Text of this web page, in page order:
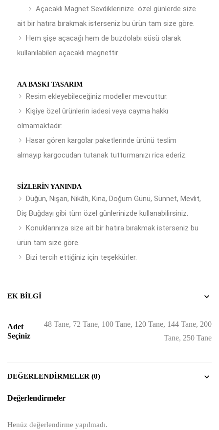
Açacaklı Magnet Sevdiklerinize özel günlerde size
ait bir hatıra bırakmak isterseniz bu ürün tam size göre.
Hem şişe açacağı hem de buzdolabı süsü olarak
kullanılabilen açacaklı magnettir.
AA BASKI TASARIM
Resim ekleyebileceğiniz modeller mevcuttur.
Kişiye özel ürünlerin iadesi veya cayma hakkı
olmamaktadır.
Hasar gören kargolar paketlerinde ürünü teslim
almayıp kargocudan tutanak tutturmanızı rica ederiz.
SIZLERIN YANINDA
Düğün, Nişan, Nikâh, Kına, Doğum Günü, Sünnet, Mevlit,
Diş Buğdayı gibi tüm özel günlerinizde kullanabilirsiniz.
Konuklarınıza size ait bir hatıra bırakmak isterseniz bu
ürün tam size göre.
Bizi tercih ettiğiniz için teşekkürler.
EK BILGI
Adet
Seçiniz
48 Tane, 72 Tane, 100 Tane, 120 Tane, 144 Tane, 200
Tane, 250 Tane
DEĞERLENDIRMELER (0)
Değerlendirmeler
Henüz değerlendirme yapılmadı.